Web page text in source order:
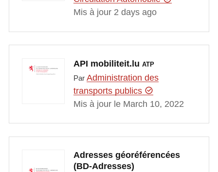
Mis à jour 2 days ago
API mobiliteit.lu ATP
Par Administration des
transports publics
Mis à jour le March 10, 2022
Adresses géoréférencées
(BD-Adresses)